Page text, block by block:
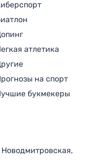
атлетика
на спорт
букмекеры
Новодмитровская,